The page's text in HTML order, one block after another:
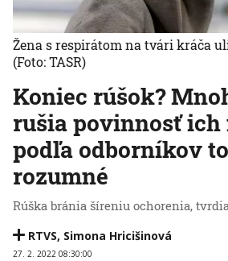
Koniec rúšok?
rušia povinnosť ich
podľa odborníkov
rozumné
Rúška bránia šíreniu ochorenia,
RTVS, Simona Hricišinová
27. 2. 2022 08:30:00
Žena s respirátom na tvári kráča
(Foto: TASR)